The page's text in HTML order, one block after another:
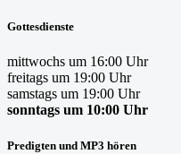
Gottesdienste
mittwochs um 16:00 Uhr
freitags um 19:00 Uhr
samstags um 19:00 Uhr
sonntags um 10:00 Uhr
Predigten und MP3 hören